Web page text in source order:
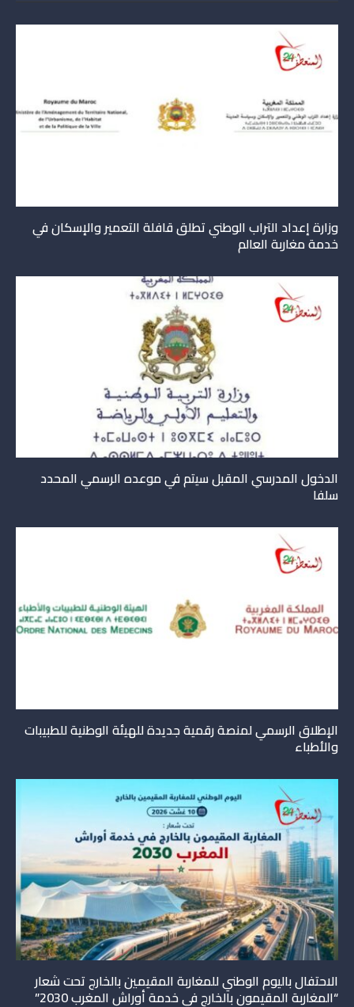
وزارة إعداد التراب الوطني تطلق قافلة التعمير والإسكان في
خدمة مغاربة العالم
الدخول المدرسي المقبل سیتم في موعده الرسمي المحدد
سلفا
الإطلاق الرسمي لمنصة رقمية جديدة للهيئة الوطنية للطبيبات
والأطباء
الاحتفال باليوم الوطني للمغاربة المقيمين بالخارج تحت شعار
“المغاربة المقيمون بالخارج في خدمة أوراش المغرب 2030”